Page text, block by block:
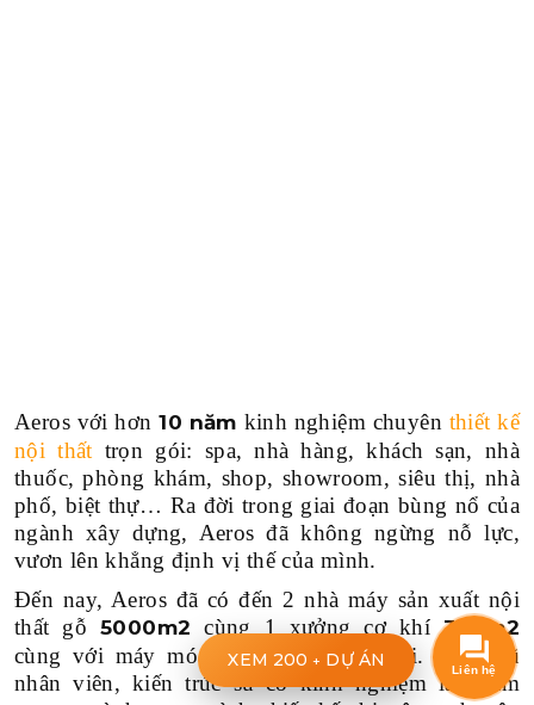
Aeros với hơn10 năm kinh nghiệm chuyên thiết kế
nội thất trọn gói: spa, nhà hàng, khách sạn, nhà
thuốc, phòng khám, shop, showroom, siêu thị, nhà
phố, biệt thự… Ra đời trong giai đoạn bùng nổ của
ngành xây dựng, Aeros đã không ngừng nỗ lực,
vươn lên khẳng định vị thế của mình.
Đến nay, Aeros đã có đến 2 nhà máy sản xuất nội
thất gỗ 5000m2 cùng 1 xưởng cơ khí300m2
cùng với máy móc công nghệ hiện đại. Đội ngũ
nhân viên, kiến trúc sư có kinh nghiệm lâu năm
XEM 200+ DỰ ÁN